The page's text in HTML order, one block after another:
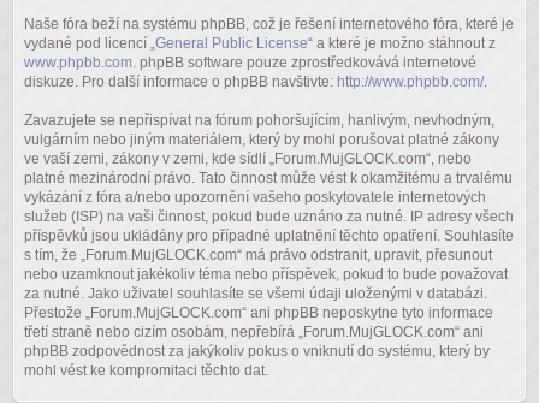
Naše fóra beží na systému phpBB, což je řešení internetového fóra, které je
vydané pod licencí „ General Public License“ a které je možno stáhnout z
www.phpbb.com . phpBB software pouze zprostředkovává internetové
diskuze. Pro další informace o phpBB navštivte: http://www.phpbb.com/.
Zavazujete se nepřispívat na fórum pohoršujícím, hanlivým, nevhodným,
vulgárním nebo jiným materiálem, který by mohl porušovat platné zákony
ve vaší zemi, zákony v zemi, kde sídlí „Forum.MujGLOCK.com“, nebo
platné mezinárodní právo. Tato činnost může vést k okamžitému a trvalému
vykázání z fóra a/nebo upozornění vašeho poskytovatele internetových
služeb (ISP) na vaši činnost, pokud bude uznáno za nutné. IP adresy všech
příspěvků jsou ukládány pro případné uplatnění těchto opatření. Souhlasíte
s tím, že „Forum.MujGLOCK.com“ má právo odstranit, upravit, přesunout
nebo uzamknout jakékoliv téma nebo příspěvek, pokud to bude považovat
za nutné. Jako uživatel souhlasíte se všemi údaji uloženými v databázi.
Přestože „Forum.MujGLOCK.com“ ani phpBB neposkytne tyto informace
třetí straně nebo cizím osobám, nepřebírá „Forum.MujGLOCK.com“ ani
phpBB zodpovědnost za jakýkoliv pokus o vniknutí do systému, který by
mohl vést ke kompromitaci těchto dat.